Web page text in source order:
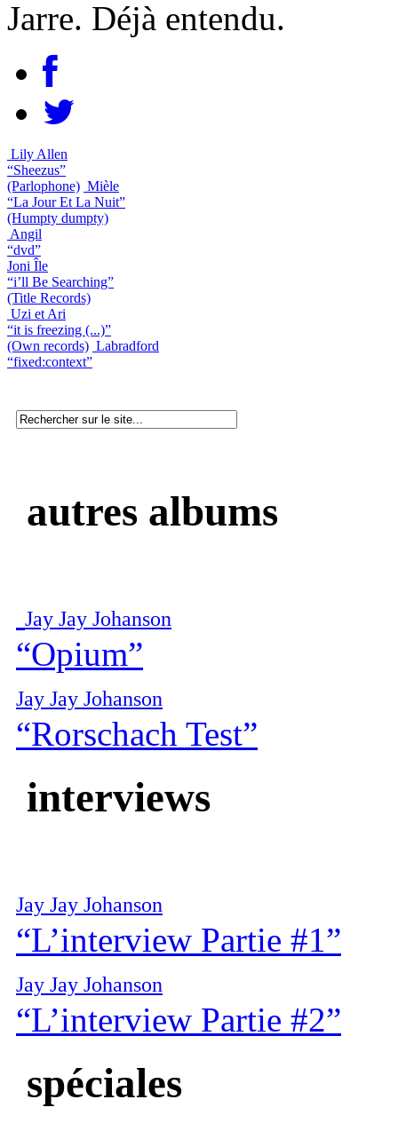
Jarre. Déjà entendu.
Lily Allen
“Sheezus”
(Parlophone) Mièle
“La Jour Et La Nuit”
(Humpty dumpty)
Angil
“dvd”
Joni Île
“i’ll Be Searching”
(Title Records)
Uzi et Ari
“it is freezing (...)”
(Own records) Labradford
“fixed:context”
autres albums
Jay Jay Johanson
“Opium”
Jay Jay Johanson
“Rorschach Test”
interviews
Jay Jay Johanson
“L’interview Partie #1”
Jay Jay Johanson
“L’interview Partie #2”
spéciales